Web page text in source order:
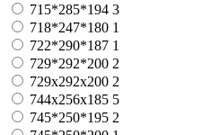
715*285*194 3
718*247*180 1
722*290*187 1
729*292*200 2
729х292х200 2
744x256x185 5
745*250*195 2